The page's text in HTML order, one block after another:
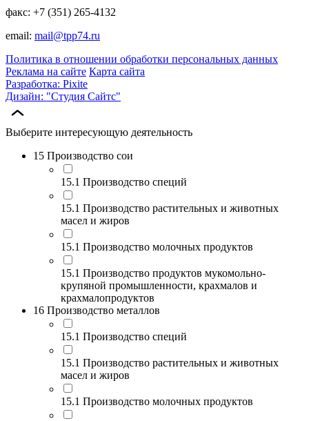
факс: +7 (351) 265-4132
email: mail@tpp74.ru
Политика в отношении обработки персональных данных
Реклама на сайте Карта сайта
Разработка: Pixite
Дизайн: "Студия Сайтс"
Выберите интересующую деятельность
15 Производство сои
15.1 Производство специй
15.1 Производство растительных и животных
масел и жиров
15.1 Производство молочных продуктов
15.1 Производство продуктов мукомольно-
крупяной промышленности, крахмалов и
крахмалопродуктов
16 Производство металлов
15.1 Производство специй
15.1 Производство растительных и животных
масел и жиров
15.1 Производство молочных продуктов